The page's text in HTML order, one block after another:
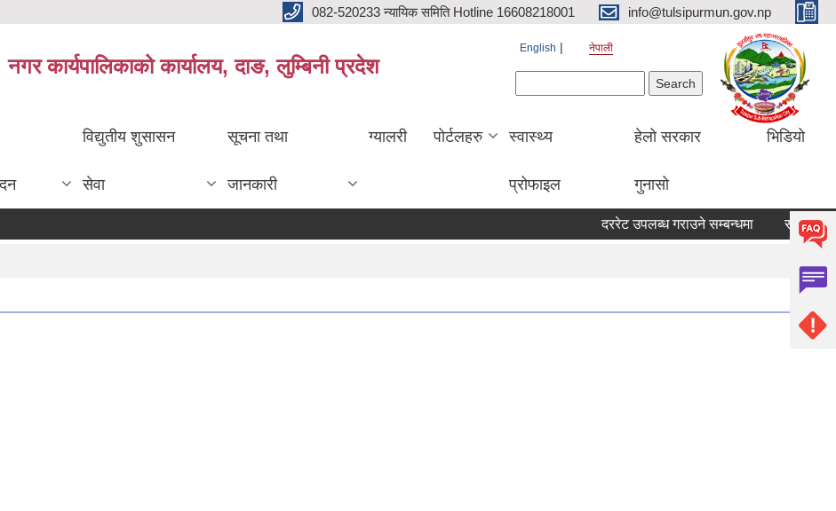
082-520233 न्यायिक समिति Hotline 16608218001 info@tulsipurmun.gov.np
कार्यपालिकाको कार्यालय, दाङ, लुम्बिनी प्रदेश
English नेपाली
विद्युतीय शुसासन
सेवा
सूचना तथा
जानकारी
ग्यालरी पोर्टलहरु स्वास्थ्य
प्रोफाइल
हेलो सरकार
गुनासो
भिडियो
दररेट उपलब्ध गराउने सम्बन्धमा सरुवा